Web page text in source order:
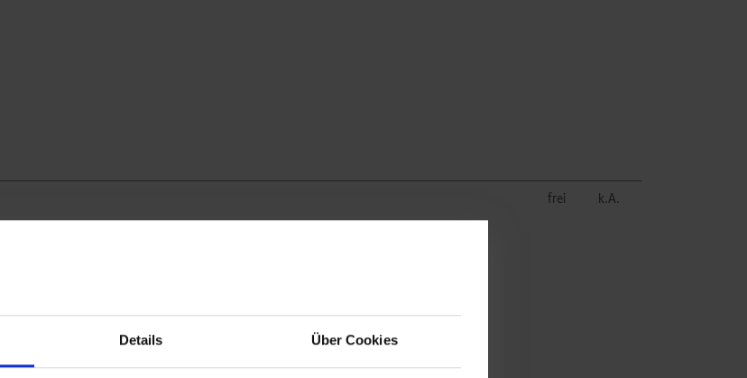
Details Über Cookies
frei k.A.